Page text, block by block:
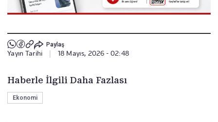
Paylaş
Yayın Tarihi | 18 Mayıs, 2026 - 02:48
Haberle İlgili Daha Fazlası
Ekonomi